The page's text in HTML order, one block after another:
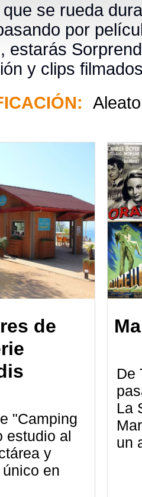
se rueda
por
y clips
de
"Camping
estudio al
y
en
De
La
un